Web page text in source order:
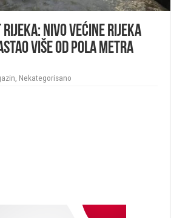
Nivo većine rijeka
više od pola metra
Nekategorisano